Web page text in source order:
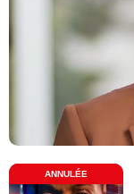
ANNULÉE